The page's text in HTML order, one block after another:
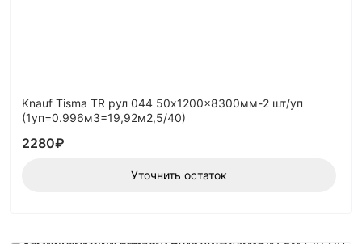
Knauf Tisma TR рул 044 50x1200x8300мм-2 шт/уп
(1уп=0.996м3=19,92м2,5/40)
2280₽
Уточнить остаток